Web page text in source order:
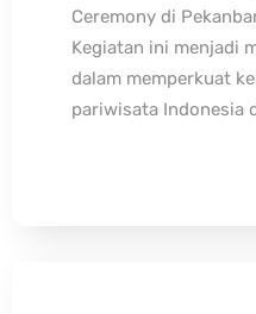
Ceremony di
Kegiatan ini menjadi
dalam memperkuat
pariwisata Indonesia